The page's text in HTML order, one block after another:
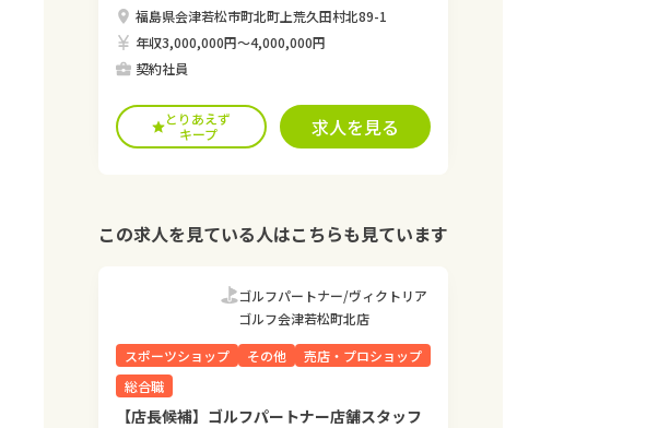
福島県会津若松市町北町上荒久田村北89-1
年収3,000,000円〜4,000,000円
契約社員
とりあえず
キープ
求人を見る
この求人を見ている人はこちらも見ています
ゴルフパートナー/ヴィクトリア
ゴルフ会津若松町北店
スポーツショップ
その他
売店・プロショップ
総合職
【店長候補】ゴルフパートナー店舗スタッフ